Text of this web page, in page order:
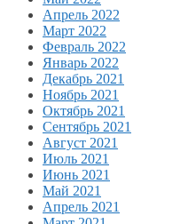
Апрель 2022
Март 2022
Февраль 2022
Январь 2022
Декабрь 2021
Ноябрь 2021
Октябрь 2021
Сентябрь 2021
Август 2021
Июль 2021
Июнь 2021
Май 2021
Апрель 2021